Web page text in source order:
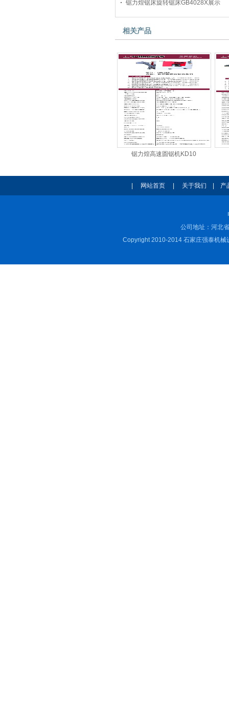
锯力煌锯床旋转锯床GB4028X展示
相关产品
锯力煌高速圆锯机KD10
网站首页| 关于我们 产
公司地址：河北
Copyright 2010-2014 石家庄强泰机